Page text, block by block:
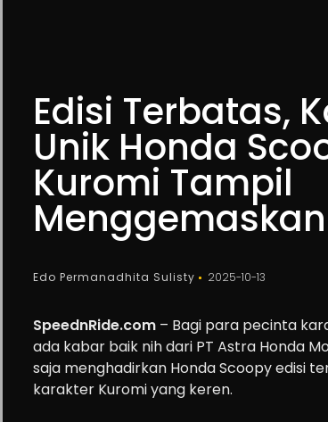
Edisi Terbatas,
Unik Honda
Kuromi Tampil
Menggemaskan
Edo Permanadhita Sulisty 2025-10-13
SpeednRide.com– Bagi para pecinta
ada kabar baik nih dari PT Astra Honda
saja menghadirkan Honda Scoopy edisi
karakter Kuromi yang keren.